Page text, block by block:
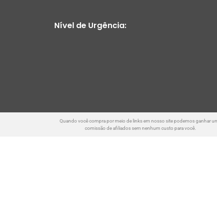
Nível de Urgência:
Quando você compra por meio de links em nosso site podemos ganhar
comissão de afiliados sem nenhum custo para você.